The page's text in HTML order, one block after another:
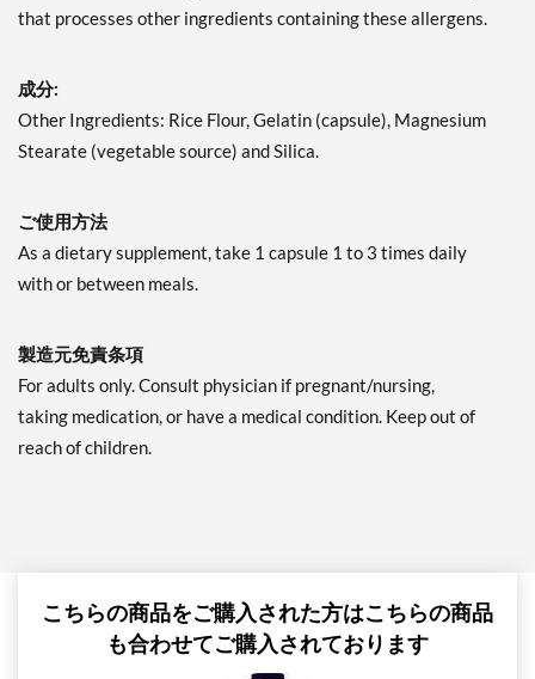
that processes other ingredients containing these allergens.
成分:
Other Ingredients: Rice Flour, Gelatin (capsule), Magnesium
Stearate (vegetable source) and Silica.
ご使用方法
As a dietary supplement, take 1 capsule 1 to 3 times daily
with or between meals.
製造元免責条項
For adults only. Consult physician if pregnant/nursing,
taking medication, or have a medical condition. Keep out of
reach of children.
こちらの商品をご購入された方はこちらの商品
も合わせてご購入されております